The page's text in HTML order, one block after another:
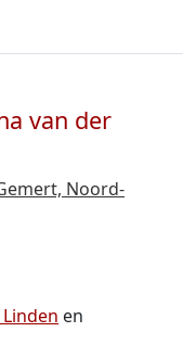
van der
Noord-
en